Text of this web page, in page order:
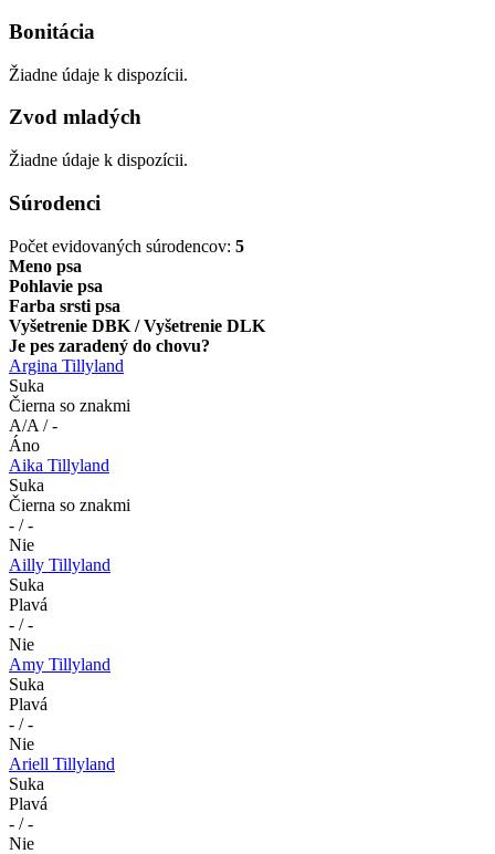
Bonitácia
Žiadne údaje k dispozícii.
Zvod mladých
Žiadne údaje k dispozícii.
Súrodenci
Počet evidovaných súrodencov: 5
Meno psa
Pohlavie psa
Farba srsti psa
Vyšetrenie DBK / Vyšetrenie DLK
Je pes zaradený do chovu?
Argina Tillyland
Suka
Čierna so znakmi
A/A / -
Áno
Aika Tillyland
Suka
Čierna so znakmi
- / -
Nie
Ailly Tillyland
Suka
Plavá
- / -
Nie
Amy Tillyland
Suka
Plavá
- / -
Nie
Ariell Tillyland
Suka
Plavá
- / -
Nie